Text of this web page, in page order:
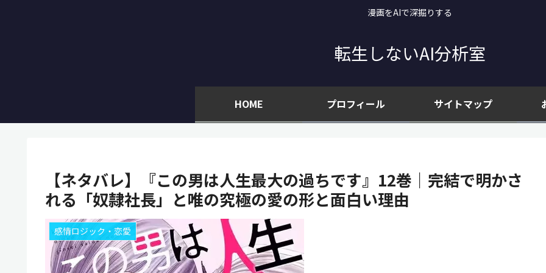
漫画をAIで深掘りする
転生しないAI分析室
HOME プロフィール サイトマップ
【ネタバレ】『この男は人生最大の過ちです』12巻｜完結で明かさ
れる「奴隷社長」と唯の究極の愛の形と面白い理由
感情ロジック・恋愛